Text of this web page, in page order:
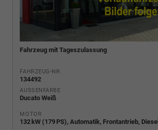
Fahrzeug mit Tageszulassung
FAHRZEUG-NR.
134492
AUSSENFARBE
Ducato Weiß
MOTOR
132 kW (179 PS), Automatik, Frontantrieb, Diesel